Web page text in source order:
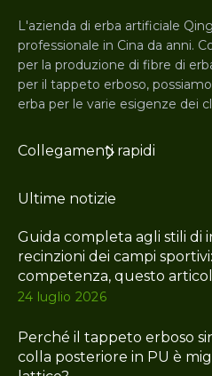
L'azienda di erba artificiale
professionale in Cina da anni.
per la produzione di fibre di
per il tappeto erboso,
erba per le varie esigenze dei
Collegamenti rapidi
Ultime notizie
Guida completa agli stili di
recinzioni dei campi
competenza, questo
bisogno
24 luglio 2026
Perché il tappeto erboso
colla posteriore in PU è